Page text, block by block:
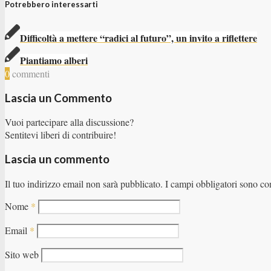
Potrebbero interessarti
Difficoltà a mettere “radici al futuro”, un invito a riflettere
Piantiamo alberi
0commenti
Lascia un Commento
Vuoi partecipare alla discussione?
Sentitevi liberi di contribuire!
Lascia un commento
Il tuo indirizzo email non sarà pubblicato. I campi obbligatori sono
Nome *
Email *
Sito web